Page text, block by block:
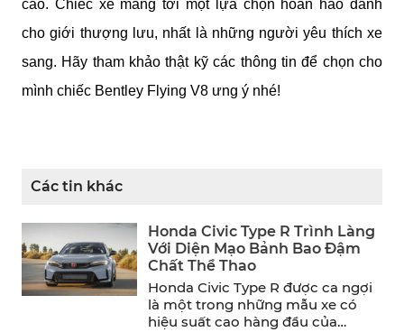
cao. Chiếc xe mang tới một lựa chọn hoàn hảo dành
cho giới thượng lưu, nhất là những người yêu thích xe
sang. Hãy tham khảo thật kỹ các thông tin để chọn cho
mình chiếc Bentley Flying V8 ưng ý nhé!
Các tin khác
Honda Civic Type R Trình Làng
Với Diện Mạo Bảnh Bao Đậm
Chất Thể Thao
Honda Civic Type R được ca ngợi
là một trong những mẫu xe có
hiệu suất cao hàng đầu của